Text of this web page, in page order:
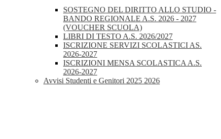
SOSTEGNO DEL DIRITTO ALLO STUDIO -
BANDO REGIONALE A.S. 2026 - 2027
(VOUCHER SCUOLA)
LIBRI DI TESTO A.S. 2026/2027
ISCRIZIONE SERVIZI SCOLASTICI AS.
2026-2027
ISCRIZIONI MENSA SCOLASTICA A.S.
2026-2027
Avvisi Studenti e Genitori 2025 2026